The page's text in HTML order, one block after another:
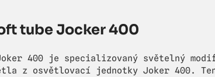
tube Jocker 400
400 je specializovaný světelný
z osvětlovací jednotky Joker 400.